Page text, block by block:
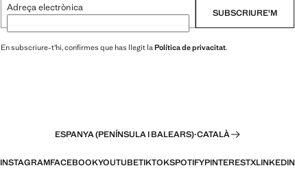
Adreça electrònica SUBSCRIURE'M
En subscriure-t'hi, confirmes que has llegit la Política de privacitat.
ESPANYA (PENÍNSULA I BALEARS)·CATALÀ
INSTAGRAMFACEBOOKYOUTUBETIKTOKSPOTIFYPINTERESTXLINKEDIN